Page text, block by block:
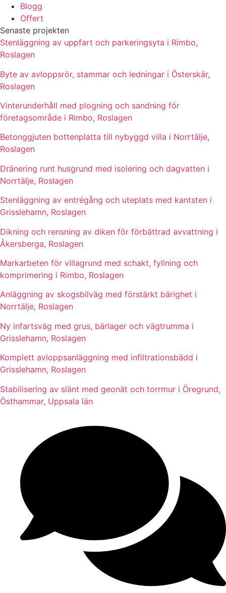
Blogg
Offert
Senaste projekten
Stenläggning av uppfart och parkeringsyta i Rimbo,
Roslagen
Byte av avloppsrör, stammar och ledningar i Österskär,
Roslagen
Vinterunderhåll med plogning och sandning för
företagsområde i Rimbo, Roslagen
Betonggjuten bottenplatta till nybyggd villa i Norrtälje,
Roslagen
Dränering runt husgrund med isolering och dagvatten i
Norrtälje, Roslagen
Stenläggning av entrégång och uteplats med kantsten i
Grisslehamn, Roslagen
Dikning och rensning av diken för förbättrad avvattning i
Åkersberga, Roslagen
Markarbeten för villagrund med schakt, fyllning och
komprimering i Rimbo, Roslagen
Anläggning av skogsbilväg med förstärkt bärighet i
Norrtälje, Roslagen
Ny infartsväg med grus, bärlager och vägtrumma i
Grisslehamn, Roslagen
Komplett avloppsanläggning med infiltrationsbädd i
Grisslehamn, Roslagen
Stabilisering av slänt med geonät och torrmur i Öregrund,
Östhammar, Uppsala län